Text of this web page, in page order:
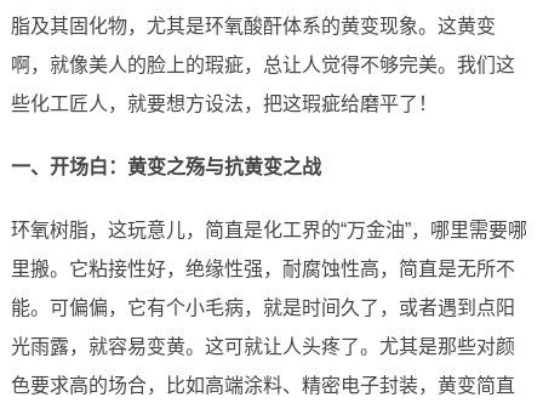
脂及其固化物，尤其是环氧酸酐体系的黄变现象。这黄变
啊，就像美人的脸上的瑕疵，总让人觉得不够完美。我们这
些化工匠人，就要想方设法，把这瑕疵给磨平了！
一、开场白：黄变之殇与抗黄变之战
环氧树脂，这玩意儿，简直是化工界的“万金油”，哪里需要哪
里搬。它粘接性好，绝缘性强，耐腐蚀性高，简直是无所不
能。可偏偏，它有个小毛病，就是时间久了，或者遇到点阳
光雨露，就容易变黄。这可就让人头疼了。尤其是那些对颜
色要求高的场合，比如高端涂料、精密电子封装，黄变简直